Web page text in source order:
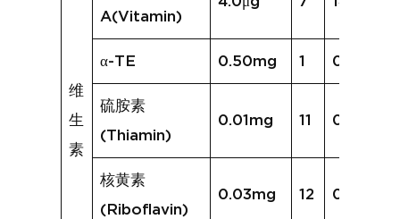
维
生
素
A(Vitamin)
α-TE 0.50mg 1 0.04mg
硫胺素
(Thiamin)
0.01mg 11 0.11mg
核黄素
(Riboflavin)
0.03mg 12 0.18mg